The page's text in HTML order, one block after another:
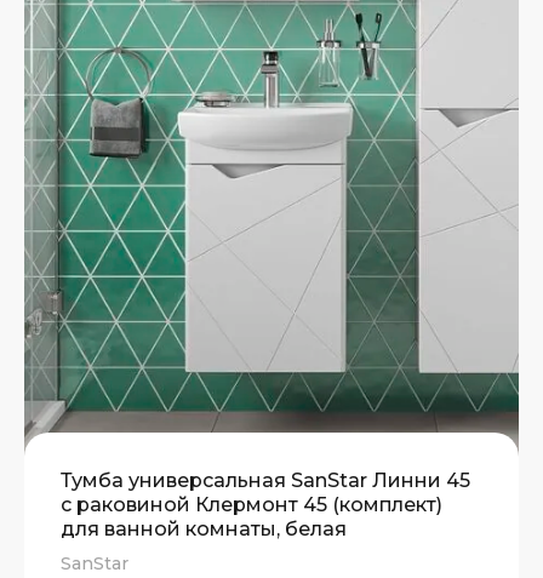
Тумба универсальная SanStar Линни 45
с раковиной Клермонт 45 (комплект)
для ванной комнаты, белая
SanStar